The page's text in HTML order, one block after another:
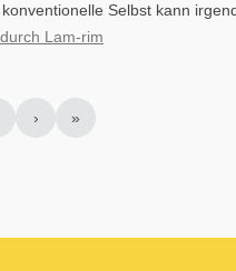
Selbst kann
Lam-rim
› »